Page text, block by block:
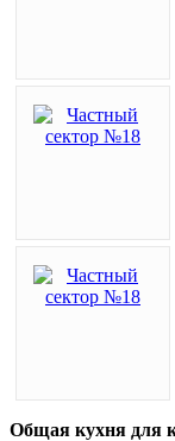
Общая кухня для